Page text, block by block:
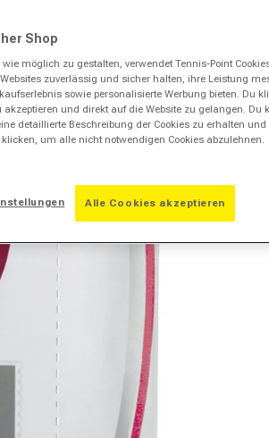
Shop
möglich zu gestalten, verwendet Tennis-Point
zuverlässig und sicher halten, ihre Leistung
sowie personalisierte Werbung bieten. Du
akzeptieren und direkt auf die Website zu gelangen. Du
detaillierte Beschreibung der Cookies zu erhalten und
klicken, um alle nicht notwendigen Cookies abzulehnen.
Alle Cookies akzeptieren